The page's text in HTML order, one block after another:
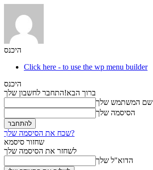
היכנס
Click here - to use the wp menu builder
היכנס
ברוך הבא!התחבר לחשבון שלך
שם המשתמש שלך
הסיסמה שלך
שכח את הסיסמה שלך?
שחזור סיסמא
לשחזר את הסיסמה שלך
הדוא"ל שלך